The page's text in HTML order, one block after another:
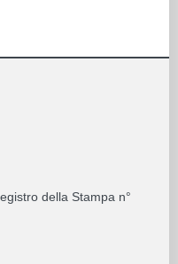
della Stampa n°